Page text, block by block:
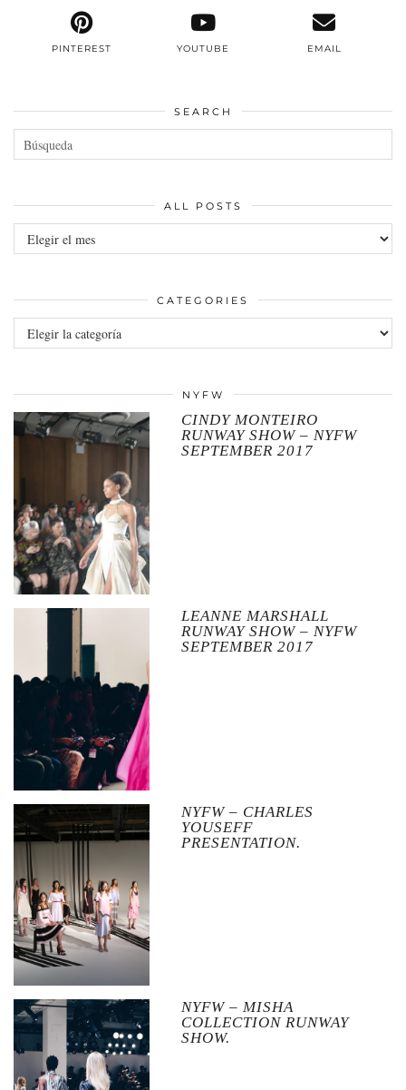
PINTEREST YOUTUBE EMAIL
SEARCH
ALL POSTS
All
posts
CATEGORIES
Categories
NYFW
CINDY MONTEIRO
RUNWAY SHOW – NYFW
SEPTEMBER 2017
LEANNE MARSHALL
RUNWAY SHOW – NYFW
SEPTEMBER 2017
NYFW – CHARLES
YOUSEFF
PRESENTATION.
NYFW – MISHA
COLLECTION RUNWAY
SHOW.